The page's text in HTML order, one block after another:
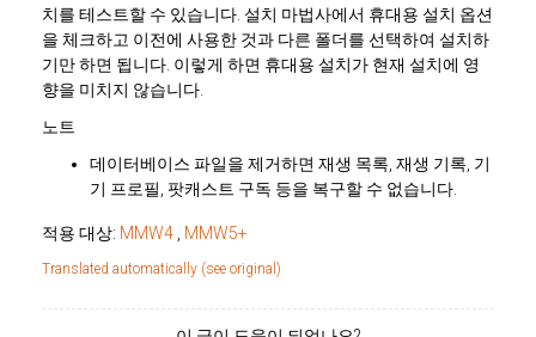
치를 테스트할 수 있습니다. 설치 마법사에서 휴대용 설치 옵션
을 체크하고 이전에 사용한 것과 다른 폴더를 선택하여 설치하
기만 하면 됩니다. 이렇게 하면 휴대용 설치가 현재 설치에 영
향을 미치지 않습니다.
노트
데이터베이스 파일을 제거하면 재생 목록, 재생 기록, 기
기 프로필, 팟캐스트 구독 등을 복구할 수 없습니다.
적용 대상: MMW4 MMW5+
Translated automatically (see original)